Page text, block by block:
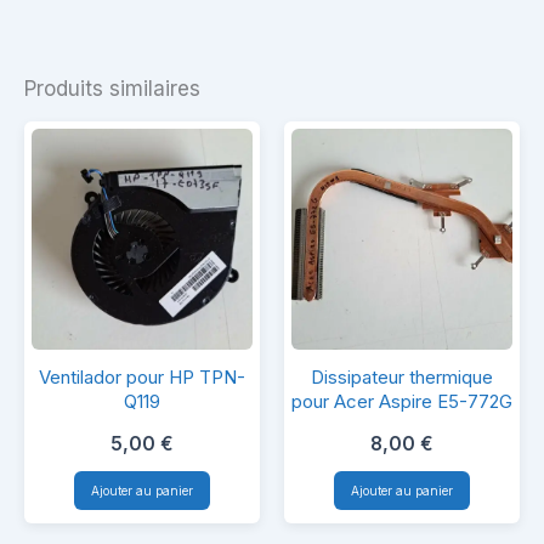
Produits similaires
Ventilador
pour
HP
TPN-
Q119
Ventilador pour HP TPN-
Q119
5,00 €
Ajouter au panier
Dissipateur
thermique
pour
Acer
Aspire
Dissipateur thermique
pour Acer Aspire E5-772G
8,00 €
Ajouter au panier